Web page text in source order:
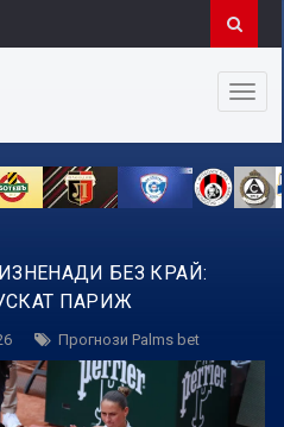
БЕЗ КРАЙ:
ПАРИЖ
Прогнози Palms bet